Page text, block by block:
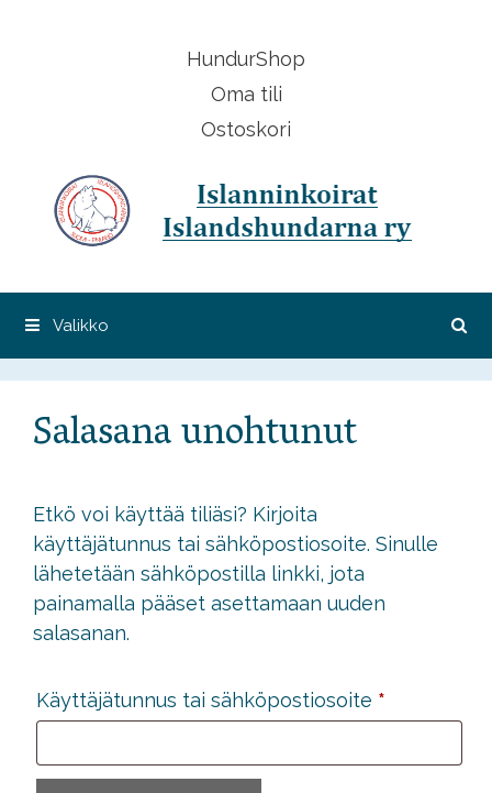
HundurShop
Oma tili
Ostoskori
Valikko
Salasana unohtunut
Etkö voi käyttää tiliäsi? Kirjoita
käyttäjätunnus tai sähköpostiosoite. Sinulle
lähetetään sähköpostilla linkki, jota
painamalla pääset asettamaan uuden
salasanan.
Käyttäjätunnus tai sähköpostiosoite *